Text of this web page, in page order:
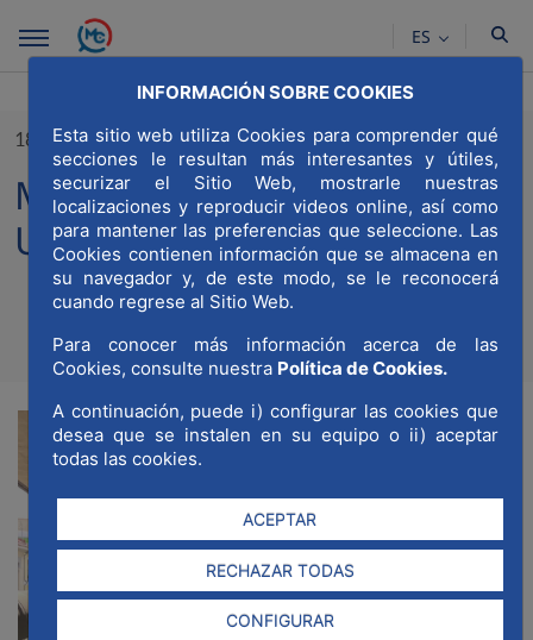
Saltar al contenido principal
INFORMACIÓN SOBRE COOKIES
Esta sitio web utiliza Cookies para comprender qué
secciones le resultan más interesantes y útiles,
securizar el Sitio Web, mostrarle nuestras
localizaciones y reproducir videos online, así como
para mantener las preferencias que seleccione. Las
Cookies contienen información que se almacena en
su navegador y, de este modo, se le reconocerá
cuando regrese al Sitio Web.
Para conocer más información acerca de las
Cookies, consulte nuestra Política de Cookies.
A continuación, puede i) configurar las cookies que
desea que se instalen en su equipo o ii) aceptar
todas las cookies.
ACEPTAR
RECHAZAR TODAS
CONFIGURAR
ES
18/06/2025
MWCC participa en Future
Urban Lab
Compartir en
Compartir en
Compartir
RSS